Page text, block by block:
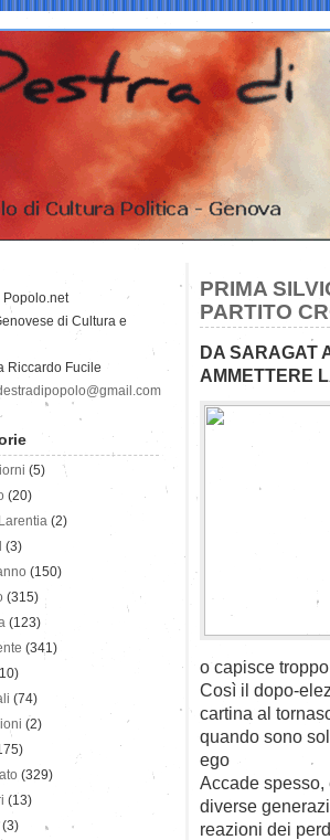
PRIMA
PARTITO
DA SARAGAT
AMMETTERE
o capisce
Così il dopo-
cartina al
quando sono
ego
Accade
diverse
reazioni dei
Popolo.net
di Cultura e
Riccardo Fucile
(5)
(20)
(2)
(3)
(150)
(315)
(123)
(341)
(74)
(2)
(329)
(13)
(3)